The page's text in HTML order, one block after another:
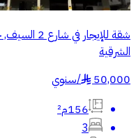
شقة
الشرقية
50,000
§
/سنوي
156م²
3